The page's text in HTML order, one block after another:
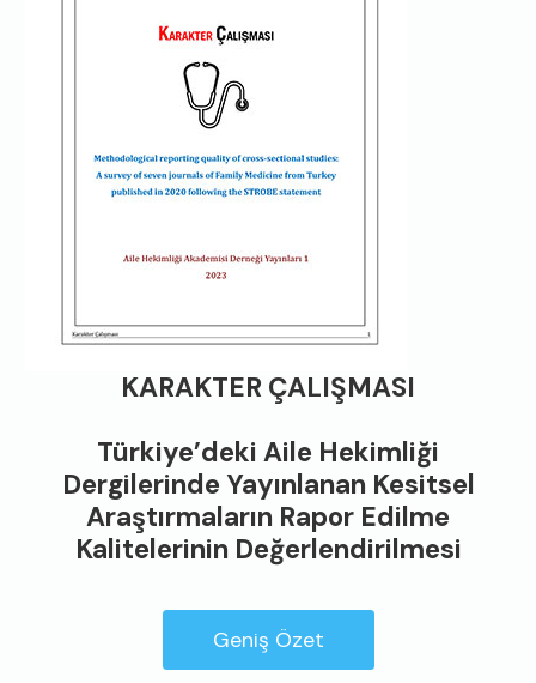
KARAKTER ÇALIŞMASI
Türkiye’deki Aile Hekimliği
Dergilerinde Yayınlanan Kesitsel
Araştırmaların Rapor Edilme
Kalitelerinin Değerlendirilmesi
Geniş Özet